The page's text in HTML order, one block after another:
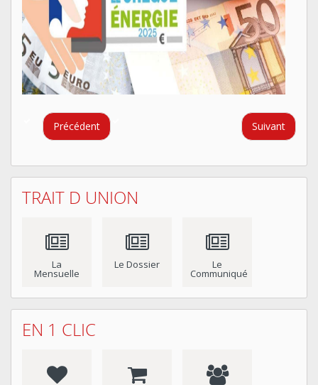
Précédent Suivant
TRAIT D UNION
La
Mensuelle
Le Dossier Le
Communiqué
EN 1 CLIC